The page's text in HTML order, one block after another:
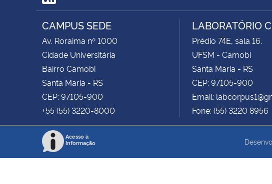
RSS
CAMPUS SEDE
Av. Roraima nº 1000
Cidade Universitária
Bairro Camobi
Santa Maria - RS
CEP: 97105-900
+55 (55) 3220-8000
LABORATÓRIO
Prédio 74E, sala 16.
UFSM - Camobi
Santa Maria - RS
CEP: 97105-900
Email:
Fone: (55) 3220 8956
Acesso à
Informação